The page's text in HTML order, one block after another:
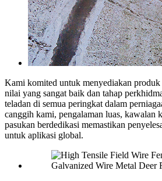
Kami komited untuk menyediakan
nilai yang sangat baik dan tahap
teladan di semua peringkat dalam
canggih kami, pengalaman luas, kawalan
pasukan berdedikasi memastikan
untuk aplikasi global.